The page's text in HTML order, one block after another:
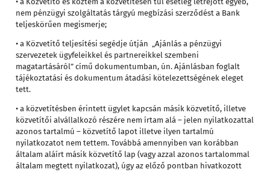
nem pénzügyi szolgáltatás tárgyú megbízási szerződést a Bank
teljeskörűen megismerje;
• a Közvetítő teljesítési segédje útján „Ajánlás a pénzügyi
szervezetek ügyfeleikkel és partnereikkel szembeni
magatartásáról” című dokumentumban, ún. Ajánlásban foglalt
tájékoztatási és dokumentum átadási kötelezettségének eleget
tett.
• a közvetítésben érintett ügylet kapcsán másik közvetítő, illetve
közvetítői alvállalkozó részére nem írtam alá – jelen nyilatkozattal
azonos tartalmú – közvetítő lapot illetve ilyen tartalmú
nyilatkozatot nem tettem. Továbbá amennyiben van korábban
általam aláírt másik közvetítő lap (vagy azzal azonos tartalommal
általam megtett nyilatkozat), úgy az előző pontban hivatkozott